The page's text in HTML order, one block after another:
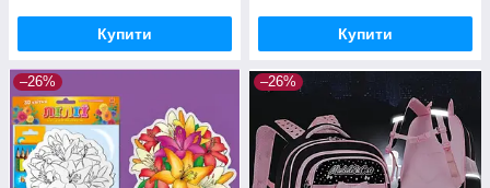
Купити Купити
–26% –26%